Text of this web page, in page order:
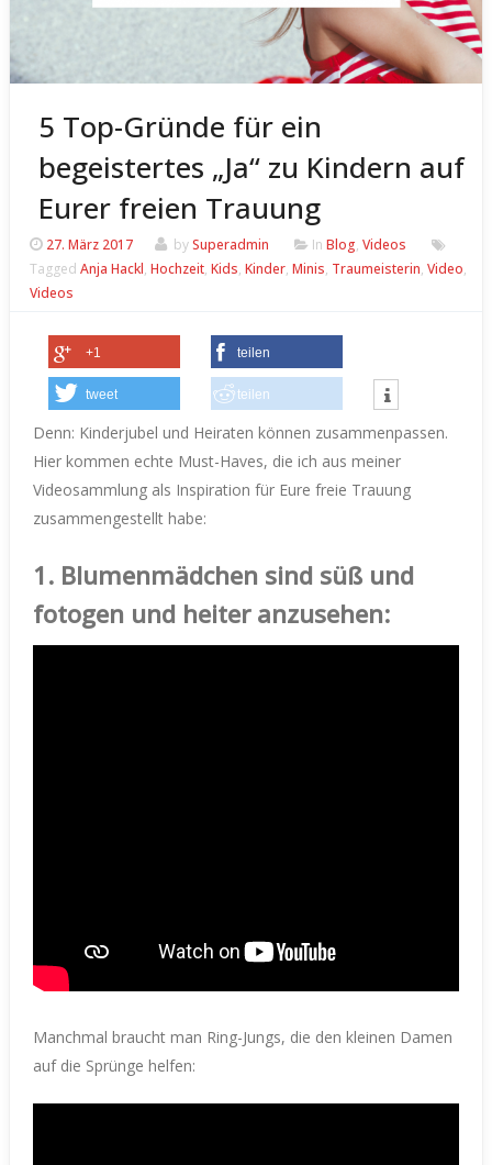
5 Top-Gründe für ein
begeistertes „Ja“ zu Kindern auf
Eurer freien Trauung
27. März 2017 bySuperadmin In Blog, Videos
Tagged Anja Hackl, Hochzeit, Kids, Kinder, Minis, Traumeisterin, Video,
Videos
+1 teilen
tweet teilen
Denn: Kinderjubel und Heiraten können zusammenpassen.
Hier kommen echte Must-Haves, die ich aus meiner
Videosammlung als Inspiration für Eure freie Trauung
zusammengestellt habe:
1. Blumenmädchen sind süß und
fotogen und heiter anzusehen:
Manchmal braucht man Ring-Jungs, die den kleinen Damen
auf die Sprünge helfen: